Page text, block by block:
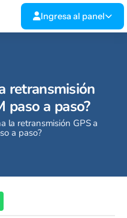
Ingresa al panel
retransmisión
paso a paso?
la retransmisión GPS a
a paso?